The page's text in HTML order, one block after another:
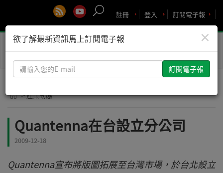
訂閱電子報
登入
註冊
Toggle
> 產業動態
Quantenna在台設立分公司
2009-12-18
Quantenna宣布將版圖拓展至台灣市場，於台北設立
×
欲了解最新資訊馬上訂閱電子報
請
輸
您
E-
mail